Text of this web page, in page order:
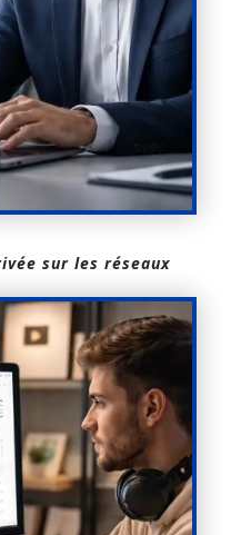
sur les réseaux